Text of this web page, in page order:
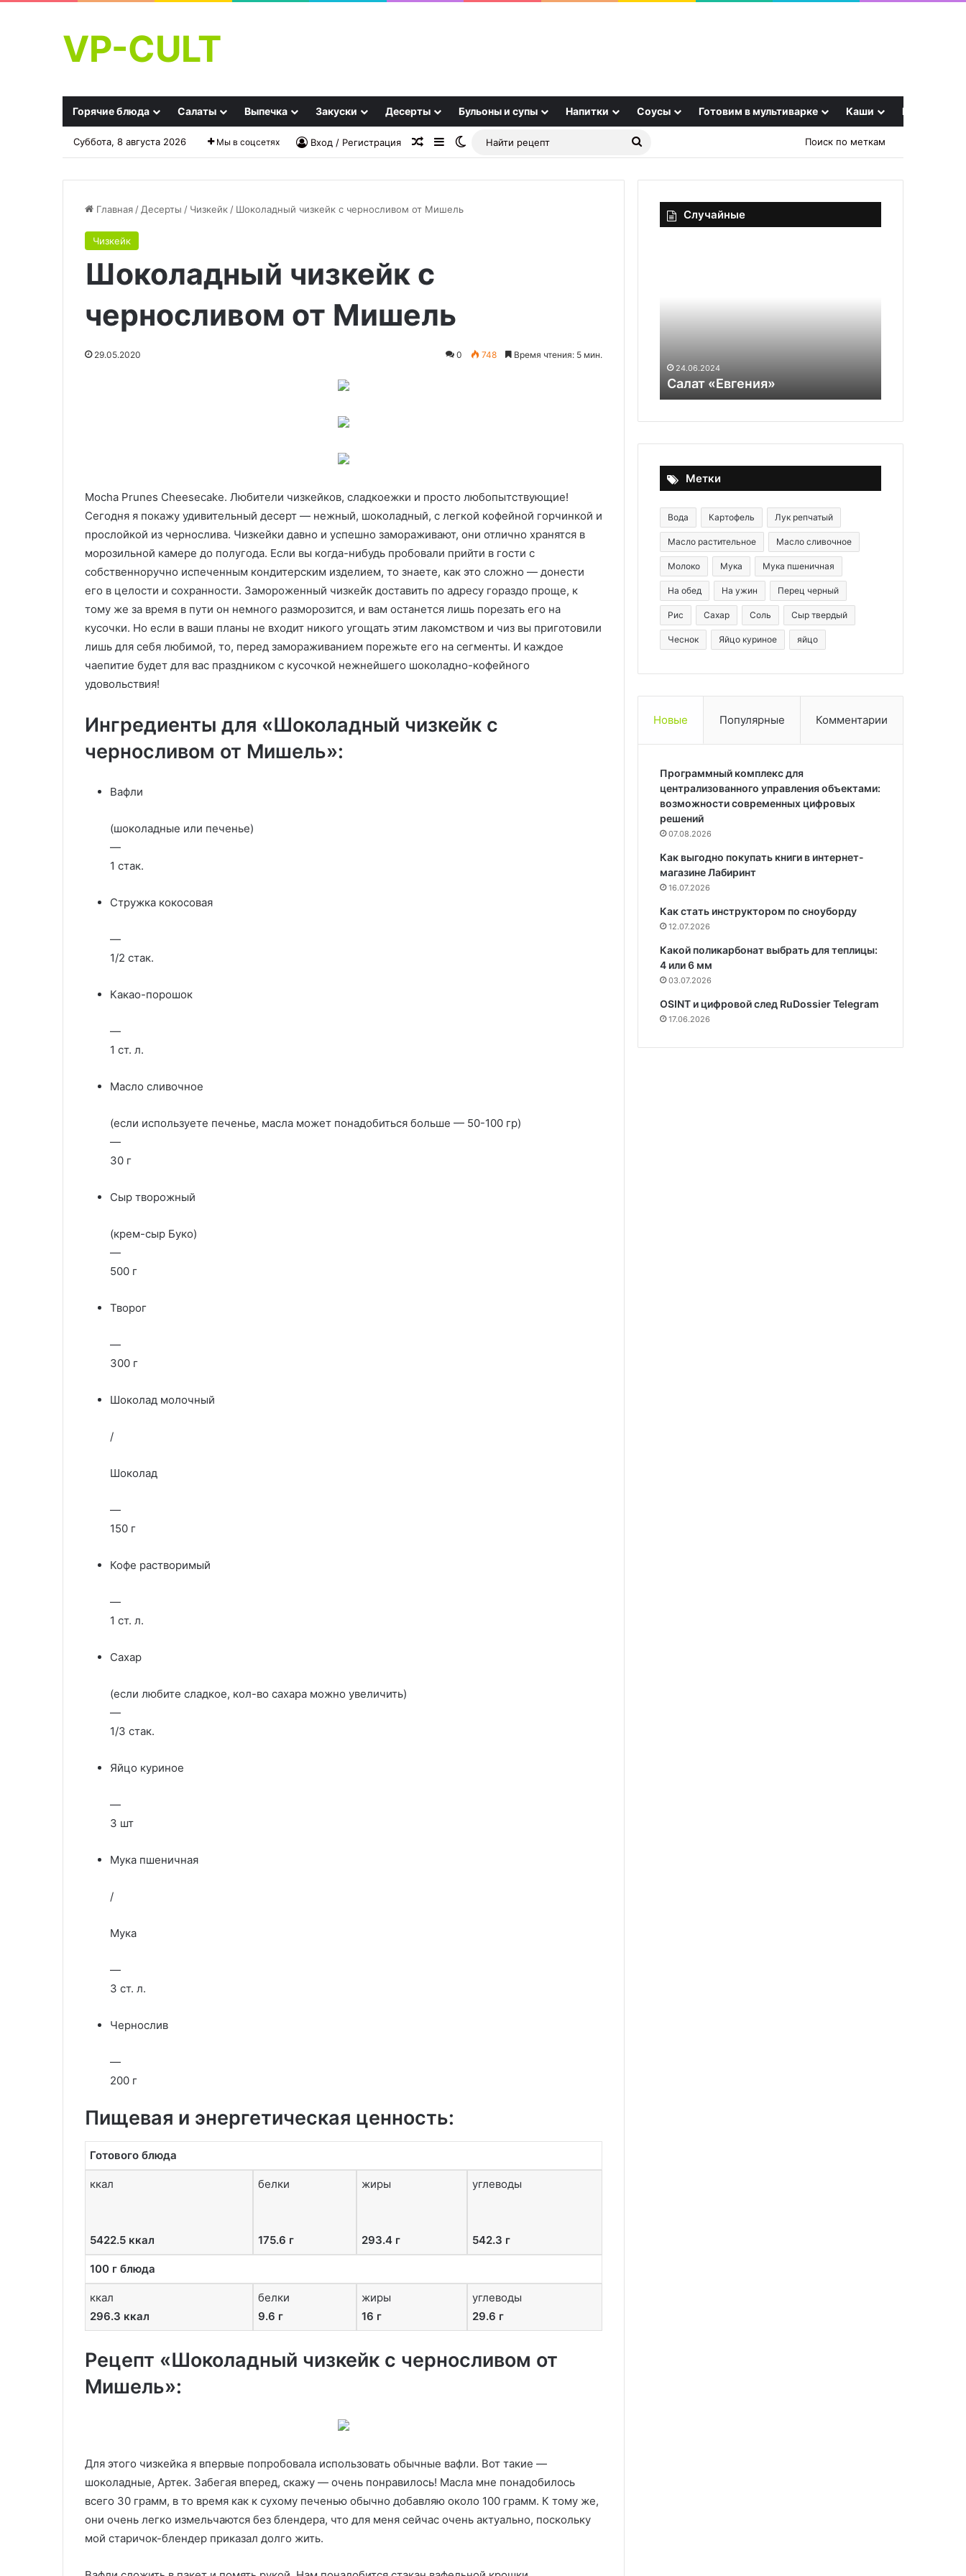
VP-CULT
Горячие блюда Салаты Выпечка Закуски Десерты Бульоны и супы Напитки Соусы Готовим в мультиварке Каши Еще
Суббота, 8 августа 2026 Мы в соцсетях Вход / Регистрация Случайная статья
SidebarSwitch skin
Найти
Поиск по меткам
Главная / Десерты / Чизкейк / Шоколадный чизкейк с черносливом от Мишель
Чизкейк
Шоколадный чизкейк с
черносливом от Мишель
29.05.2020 0 748 Время чтения: 5 мин.
Mocha Prunes Cheesecake. Любители чизкейков, сладкоежки и просто любопытствующие!
Сегодня я покажу удивительный десерт — нежный, шоколадный, с легкой кофейной горчинкой и
прослойкой из чернослива. Чизкейки давно и успешно замораживают, они отлично хранятся в
морозильной камере до полугода. Если вы когда-нибудь пробовали прийти в гости с
собственноручно испеченным кондитерским изделием, то знаете, как это сложно — донести
его в целости и сохранности. Замороженный чизкейк доставить по адресу гораздо проще, к
тому же за время в пути он немного разморозится, и вам останется лишь порезать его на
кусочки. Но если в ваши планы не входит никого угощать этим лакомством и чиз вы приготовили
лишь для себя любимой, то, перед замораживанием порежьте его на сегменты. И каждое
чаепитие будет для вас праздником с кусочкой нежнейшего шоколадно-кофейного
удовольствия!
Ингредиенты для «Шоколадный чизкейк с
черносливом от Мишель»:
Вафли
(шоколадные или печенье)
—
1 стак.
Стружка кокосовая
—
1/2 стак.
Какао-порошок
—
1 ст. л.
Масло сливочное
(если используете печенье, масла может понадобиться больше — 50-100 гр)
—
30 г
Сыр творожный
(крем-сыр Буко)
—
500 г
Творог
—
300 г
Шоколад молочный
/
Шоколад
—
150 г
Кофе растворимый
—
1 ст. л.
Сахар
(если любите сладкое, кол-во сахара можно увеличить)
—
1/3 стак.
Яйцо куриное
—
3 шт
Мука пшеничная
/
Мука
—
3 ст. л.
Чернослив
—
200 г
Пищевая и энергетическая ценность:
Готового блюда
ккал
5422.5 ккал
белки
175.6 г
жиры
293.4 г
углеводы
542.3 г
100 г блюда
ккал
296.3 ккал
белки
9.6 г
жиры
16 г
углеводы
29.6 г
Рецепт «Шоколадный чизкейк с черносливом от
Мишель»:
Для этого чизкейка я впервые попробовала использовать обычные вафли. Вот такие —
шоколадные, Артек. Забегая вперед, скажу — очень понравилось! Масла мне понадобилось
всего 30 грамм, в то время как к сухому печенью обычно добавляю около 100 грамм. К тому же,
они очень легко измельчаются без блендера, что для меня сейчас очень актуально, поскольку
мой старичок-блендер приказал долго жить.
Случайные
Не только куриная грудка: эти
луковом
масле
с
укропом
24.06.2024
Салат «Евгения»
Метки
Вода Картофель Лук репчатый
Масло растительное Масло сливочное
Молоко Мука Мука пшеничная
На обед На ужин Перец черный
Рис Сахар Соль Сыр твердый
Чеснок Яйцо куриное яйцо
Новые Популярные Комментарии
Программный комплекс для
централизованного управления объектами:
возможности современных цифровых
решений
07.08.2026
Как выгодно покупать книги в интернет-
магазине Лабиринт
16.07.2026
Как стать инструктором по сноуборду
12.07.2026
Какой поликарбонат выбрать для теплицы:
4 или 6 мм
03.07.2026
OSINT и цифровой след RuDossier Telegram
17.06.2026